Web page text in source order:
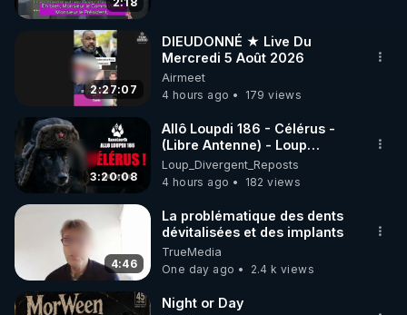
2:27:07
DIEUDONNÉ ★ Live Du
Mercredi 5 Août 2026
Airmeet
4 hours ago
179 views
3:20:08
Allô Loupdi 186 - Célérus -
(Libre Antenne) - Loup
Divergent 2026.08.06
Loup_Divergent_Reposts
4 hours ago
182 views
4:46
La problématique des dents
dévitalisées et des implants
TrueMedia
One day ago
2.4 k views
Night or Day